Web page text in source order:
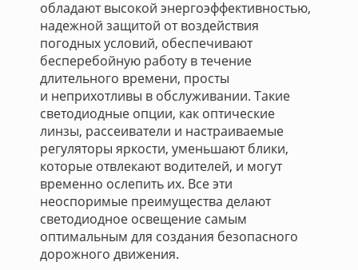
обладают высокой энергоэффективностью,
надежной защитой от воздействия
погодных условий, обеспечивают
бесперебойную работу в течение
длительного времени, просты
и неприхотливы в обслуживании. Такие
светодиодные опции, как оптические
линзы, рассеиватели и настраиваемые
регуляторы яркости, уменьшают блики,
которые отвлекают водителей, и могут
временно ослепить их. Все эти
неоспоримые преимущества делают
светодиодное освещение самым
оптимальным для создания безопасного
дорожного движения.